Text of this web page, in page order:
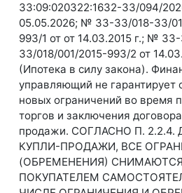
33:09:020322:1632-33/094/
05.05.2026; № 33-33/018-33/
993/1 от от 14.03.2015 г.; №
33/018/001/2015-993/2 от
(Ипотека в силу закона).
управляющий не гарантирует
новых ограничений во время
торгов и заключения
продажи. СОГЛАСНО П. 2.2.4.
КУПЛИ-ПРОДАЖИ, ВСЕ
(ОБРЕМЕНЕНИЯ) СНИМАЮТСЯ
ПОКУПАТЕЛЕМ